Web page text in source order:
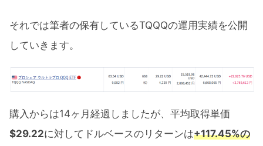
それでは筆者の保有しているTQQQの運用実績を公開
していきます。
購入からは14ヶ月経過しましたが、平均取得単価
$29.22に対してドルベースのリターンは+117.45%の